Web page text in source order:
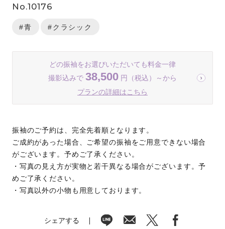
No.10176
#青 #クラシック
どの振袖をお選びいただいても料金一律
撮影込みで 38,500 円（税込）～から
プランの詳細はこちら
振袖のご予約は、完全先着順となります。
ご成約があった場合、ご希望の振袖をご用意できない場合
がございます。予めご了承ください。
・写真の見え方が実物と若干異なる場合がございます。予
めご了承ください。
・写真以外の小物も用意しております。
シェアする